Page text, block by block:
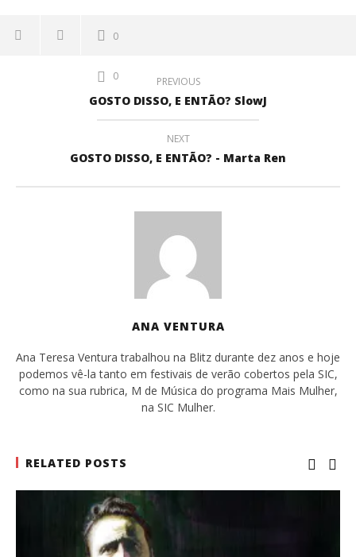
0
0 PREVIOUS
GOSTO DISSO, E ENTÃO? SlowJ
NEXT
GOSTO DISSO, E ENTÃO? - Marta Ren
ANA VENTURA
Ana Teresa Ventura trabalhou na Blitz durante dez anos e hoje
podemos vê-la tanto em festivais de verão cobertos pela SIC,
como na sua rubrica, M de Música do programa Mais Mulher,
na SIC Mulher.
RELATED POSTS